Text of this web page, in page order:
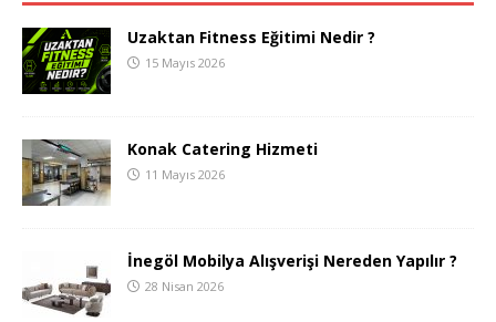
Uzaktan Fitness Eğitimi Nedir ?
15 Mayıs 2026
Konak Catering Hizmeti
11 Mayıs 2026
İnegöl Mobilya Alışverişi Nereden Yapılır ?
28 Nisan 2026